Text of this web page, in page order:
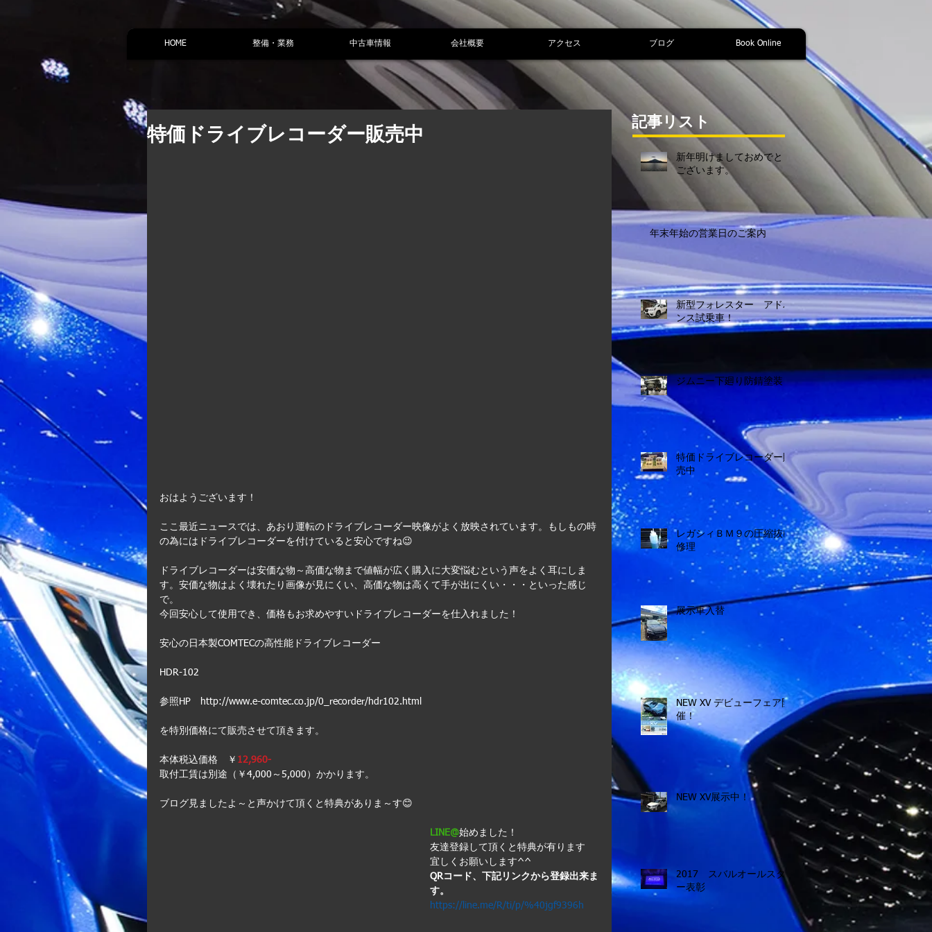
HOME 整備・業務 中古車情報 会社概要 アクセス ブログ Book Online
特価ドライブレコーダー販売中
おはようございます！
ここ最近ニュースでは、あおり運転のドライブレコーダー映像がよく放映されています。もしもの時
の為にはドライブレコーダーを付けていると安心ですね😉
ドライブレコーダーは安価な物～高価な物まで値幅が広く購入に大変悩むという声をよく耳にしま
す。安価な物はよく壊れたり画像が見にくい、高価な物は高くて手が出にくい・・・といった感じ
で。
今回安心して使用でき、価格もお求めやすいドライブレコーダーを仕入れました！
安心の日本製COMTECの高性能ドライブレコーダー
HDR-102
参照HP　http://www.e-comtec.co.jp/0_recorder/hdr102.html
を特別価格にて販売させて頂きます。
本体税込価格　￥ 12,960-
取付工賃は別途（￥4,000～5,000）かかります。
ブログ見ましたよ～と声かけて頂くと特典がありま～す😊
LINE@始めました！
友達登録して頂くと特典が有ります
宜しくお願いします^^
QRコード、下記リンクから登録出来ま
す。
https://line.me/R/ti/p/%40jgf9396h
記事リスト
新年明けましておめでとう
ございます。
年末年始の営業日のご案内
新型フォレスター アドバ
ンス試乗車！
ジムニー下廻り防錆塗装
特価ドライブレコーダー販
売中
レガシィＢＭ９の圧縮抜け
修理
展示車入替
NEW XV デビューフェア開
催！
NEW XV展示中！
2017 スバルオールスタ
ー表彰